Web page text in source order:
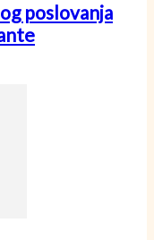
poslovanja